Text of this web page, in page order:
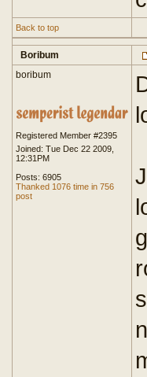
Back to top
Boribum
boribum
Registered Member #2395
Joined: Tue Dec 22 2009,
12:31PM
Posts: 6905
Thanked 1076 time in 756
post